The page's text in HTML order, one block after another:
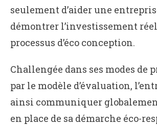
seulement d’aider une
démontrer l’investissement
processus d’éco conception.
Challengée dans ses modes de
par le modèle d’évaluation,
ainsi communiquer
en place de sa démarche éco-